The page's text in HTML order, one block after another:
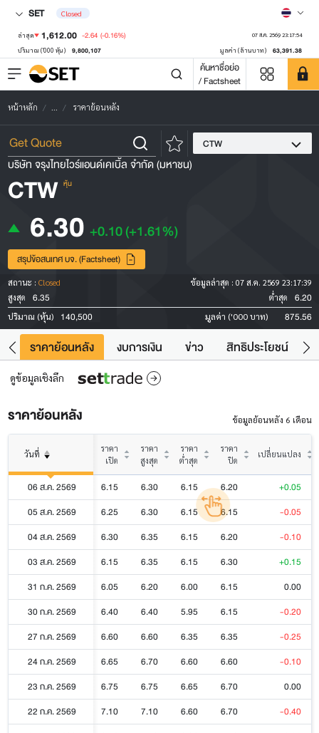
SET Closed
ล่าสุด 1,612.00 -2.64 (-0.16%) 07 ส.ค. 2569 23:17:54
ปริมาณ ('000 หุ้น) 9,800,107 มูลค่า (ล้านบาท) 63,391.38
ค้นหาชื่อย่อ
/ Factsheet
หน้าหลัก ... ราคาย้อนหลัง
CTW
บริษัท จรุงไทยไวร์แอนด์เคเบิ้ล จำกัด (มหาชน)
CTW หุ้น
6.30 +0.10(+1.61%)
สรุปข้อสนเทศ บจ. (Factsheet)
สถานะ : Closed ข้อมูลล่าสุด : 07 ส.ค. 2569 23:17:39
สูงสุด
6.35 ต่ำสุด 6.20
ปริมาณ (หุ้น) 140,500 มูลค่า ('000 บาท) 875.56
ราคาย้อนหลัง งบการเงิน ข่าว สิทธิประโยชน์
ดูข้อมูลเชิงลึก
ราคาย้อนหลัง ข้อมูลย้อนหลัง 6 เดือน
วันที่
ราคา
เปิด
ราคา
สูงสุด
ราคา
ต่ำสุด
ราคา
ปิด
เปลี่ยนแปลง
06 ส.ค. 2569 6.15 6.30 6.15 6.20
+0.05
05 ส.ค. 2569
6.25 6.30 6.15 6.15
-0.05
04 ส.ค. 2569
6.30 6.35 6.15 6.20
-0.10
03 ส.ค. 2569
6.15 6.35 6.15 6.30
+0.15
31 ก.ค. 2569
6.05 6.20 6.00 6.15
0.00
30 ก.ค. 2569
6.40 6.40 5.95 6.15
-0.20
27 ก.ค. 2569
6.60 6.60 6.35 6.35
-0.25
24 ก.ค. 2569
6.65 6.70 6.60 6.60
-0.10
23 ก.ค. 2569
6.75 6.75 6.65 6.70
0.00
22 ก.ค. 2569
7.10 7.10 6.60 6.70
-0.40